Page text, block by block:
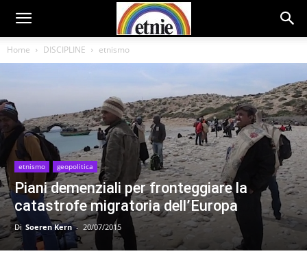
Home DISCIPLINE etnismo
etnismo geopolitica
Piani demenziali per fronteggiare la
catastrofe migratoria dell’Europa
Di Soeren Kern - 20/07/2015